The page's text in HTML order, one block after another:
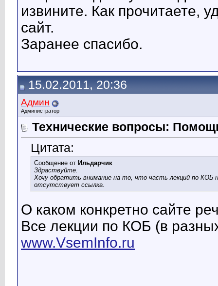
извините. Как прочитаете,
сайт.
Заранее спасибо.
15.02.2011, 20:36
Админ
Администратор
Технические вопросы:
Цитата:
Сообщение от Ильдарчик
Здраствуйте.
Хочу обратить внимание на то, что часть лекций по
отсутствует ссылка.
О каком конкретно сайте
Все лекции по КОБ (в
www.VsemInfo.ru